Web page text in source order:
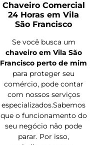
Chaveiro Comercial
24 Horas em Vila
São Francisco
Se você busca um
chaveiro em Vila São
Francisco perto de mim
para proteger seu
comércio, pode contar
com nossos serviços
especializados.Sabemos
que o funcionamento do
seu negócio não pode
parar. Por isso,